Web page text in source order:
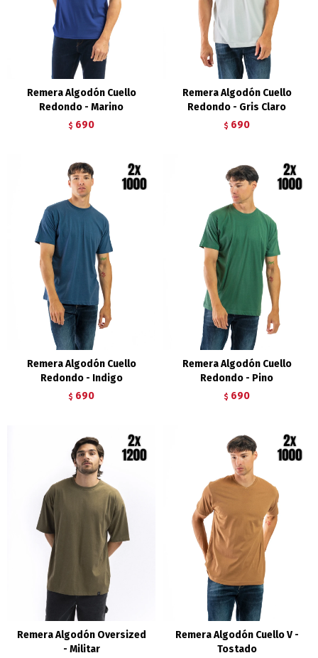
Remera Algodón Cuello
Redondo - Marino
$ 690
Remera Algodón Cuello
Redondo - Gris Claro
$ 690
Remera Algodón Cuello
Redondo - Indigo
$ 690
Remera Algodón Cuello
Redondo - Pino
$ 690
Remera Algodón Oversized
- Militar
Remera Algodón Cuello V -
Tostado